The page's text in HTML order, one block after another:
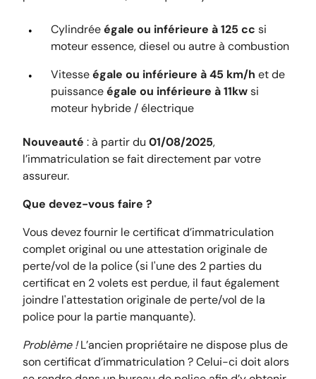
Cylindréeégale ou inférieure à 125 cc si
moteur essence, diesel ou autre à combustion
Vitesseégale ou inférieure à 45 km/h et de
puissanceégale ou inférieure à 11kwsi
moteur hybride / électrique
Nouveauté : à partir du 01/08/2025,
l’immatriculation se fait directement par votre
assureur.
Que devez-vous faire ?
Vous devez fournir le certificat d’immatriculation
complet original ou une attestation originale de
perte/vol de la police (si l'une des 2 parties du
certificat en 2 volets est perdue, il faut également
joindre l'attestation originale de perte/vol de la
police pour la partie manquante).
Problème !L’ancien propriétaire ne dispose plus de
son certificat d’immatriculation ? Celui-ci doit alors